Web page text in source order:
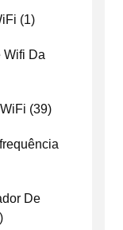
(1)
Wifi Da
(39)
De